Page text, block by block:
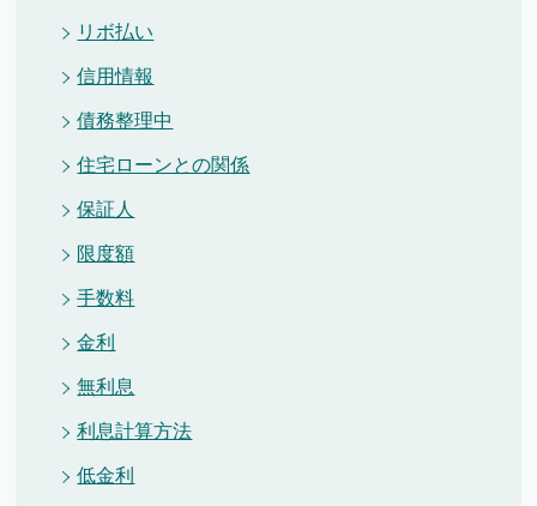
リボ払い
信用情報
債務整理中
住宅ローンとの関係
保証人
限度額
手数料
金利
無利息
利息計算方法
低金利